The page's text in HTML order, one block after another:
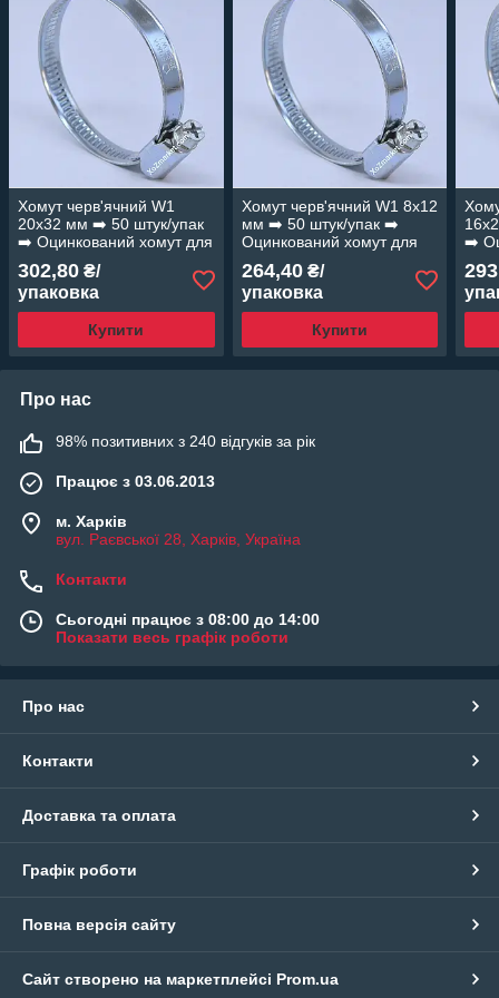
Хомут черв'ячний W1
20х32 мм ➡️ 50 штук/упак
➡️ Оцинкований хомут для
302,80 ₴/
упаковка
Купити
Хомут черв'ячний W1 8х12
мм ➡️ 50 штук/упак ➡️
Оцинкований хомут для
264,40₴/
упаковка
Купити
➡️
Про нас
98% позитивних з 240 відгуків за рік
Працює з 03.06.2013
м. Харків
вул. Раєвської 28, Харків, Україна
Контакти
Сьогодні працює з 08:00 до 14:00
Показати весь графік роботи
Про нас
Контакти
Доставка та оплата
Графік роботи
Повна версія сайту
Сайт створено на маркетплейсі Prom.ua